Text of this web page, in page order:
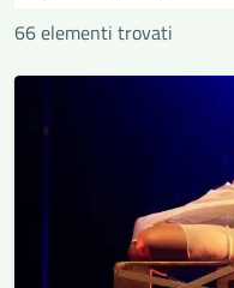
66 elementi trovati